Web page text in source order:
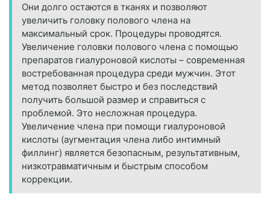
Они долго остаются в тканях и позволяют
увеличить головку полового члена на
максимальный срок. Процедуры проводятся.
Увеличение головки полового члена с помощью
препаратов гиалуроновой кислоты – современная
востребованная процедура среди мужчин. Этот
метод позволяет быстро и без последствий
получить большой размер и справиться с
проблемой. Это несложная процедура.
Увеличение члена при помощи гиалуроновой
кислоты (аугментация члена либо интимный
филлинг) является безопасным, результативным,
низкотравматичным и быстрым способом
коррекции.